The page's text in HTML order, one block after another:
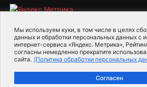
Мы используем куки, в том числе в целях
данных и обработки персональных данных с
интернет-сервиса «Яндекс. Метрика»,
согласны немедленно прекратите
сайта. (Политика обработки персональных
Согласен
2015-2026- Информационное агентство
Для справки Об издании
Политика обработки персональных данных